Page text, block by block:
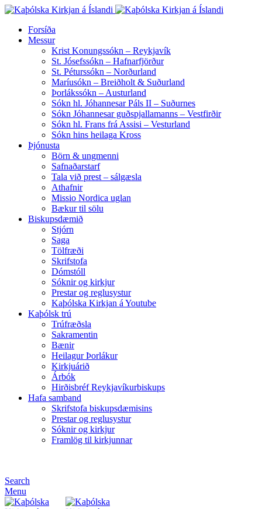
Forsíða
Messur
Krist Konungssókn – Reykjavík
St. Jósefssókn – Hafnarfjörður
St. Péturssókn – Norðurland
Maríusókn – Breiðholt & Suðurland
Þorlákssókn – Austurland
Sókn hl. Jóhannesar Páls II – Suðurnes
Sókn Jóhannesar guðspjallamanns – Vestfirðir
Sókn hl. Frans frá Assisi – Vesturland
Sókn hins heilaga Kross
Þjónusta
Börn & ungmenni
Safnaðarstarf
Tala við prest – sálgæsla
Athafnir
Missio Nordica uglan
Bækur til sölu
Biskupsdæmið
Stjórn
Saga
Tölfræði
Skrifstofa
Dómstóll
Sóknir og kirkjur
Prestar og reglusystur
Kaþólska Kirkjan á Youtube
Kaþólsk trú
Trúfræðsla
Sakramentin
Bænir
Heilagur Þorlákur
Kirkjuárið
Árbók
Hirðisbréf Reykjavíkurbiskups
Hafa samband
Skrifstofa biskupsdæmisins
Prestar og reglusystur
Sóknir og kirkjur
Framlög til kirkjunnar
Search
Menu